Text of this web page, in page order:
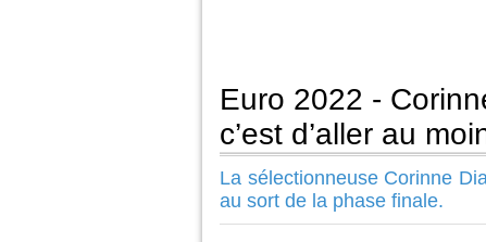
Euro 2022 -
c’est d’aller au
La sélectionneuse Corinne
au sort de la phase finale.